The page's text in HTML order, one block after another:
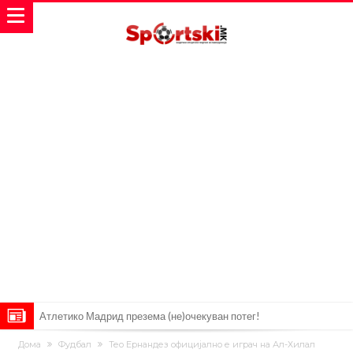
Пресврт во трансферот на Ромеро? Интер нема доволно
Дома Фудбал Тео Ернандез официјално е играч на Ал-Хилал